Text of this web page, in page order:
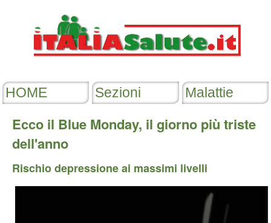
Ecco il Blue Monday, il giorno più triste
dell'anno
Rischio depressione ai massimi livelli